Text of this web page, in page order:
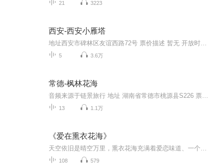
21 3223
西安-西安小雁塔
5 3.6万
常德-枫林花海
13 1.1万
《爱在熏衣花海》
108 579